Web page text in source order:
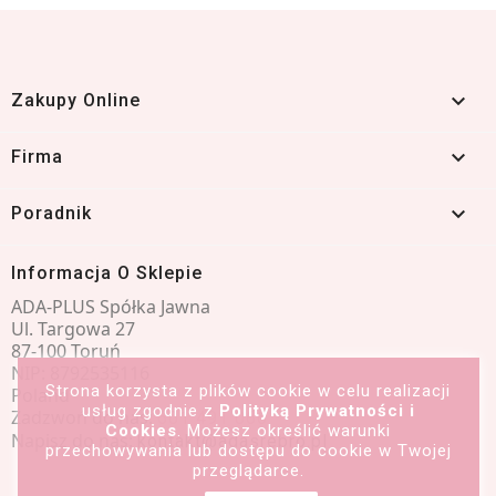
Zakupy Online 
Firma 
Poradnik 
Informacja O Sklepie
ADA-PLUS Spółka Jawna
Ul. Targowa 27
87-100 Toruń
NIP: 8792535116
Poland
Zadzwoń do nas:601 491 066
Napisz do nas:kontakt@adasrebro.pl
Strona korzysta z plików cookie w celu realizacji
usług zgodnie z Polityką Prywatności i
Cookies. Możesz określić warunki
przechowywania lub dostępu do cookie w Twojej
przeglądarce.